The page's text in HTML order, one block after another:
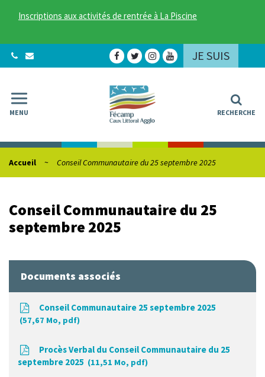
Inscriptions aux activités de rentrée à La Piscine
JE SUIS
Lien
le
compte
Facebook
Lien
le
compte
Twitter
Lien
compte
Lien
MENU RECHERCHE
Accueil Conseil Communautaire du 25 septembre 2025
Conseil Communautaire du 25
septembre 2025
Documents associés
Conseil Communautaire 25 septembre 2025
57,67 Mo, pdf
Procès Verbal du Conseil Communautaire du 25
septembre 2025
11,51 Mo, pdf